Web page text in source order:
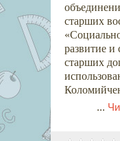
старших
развитие и
старших
...